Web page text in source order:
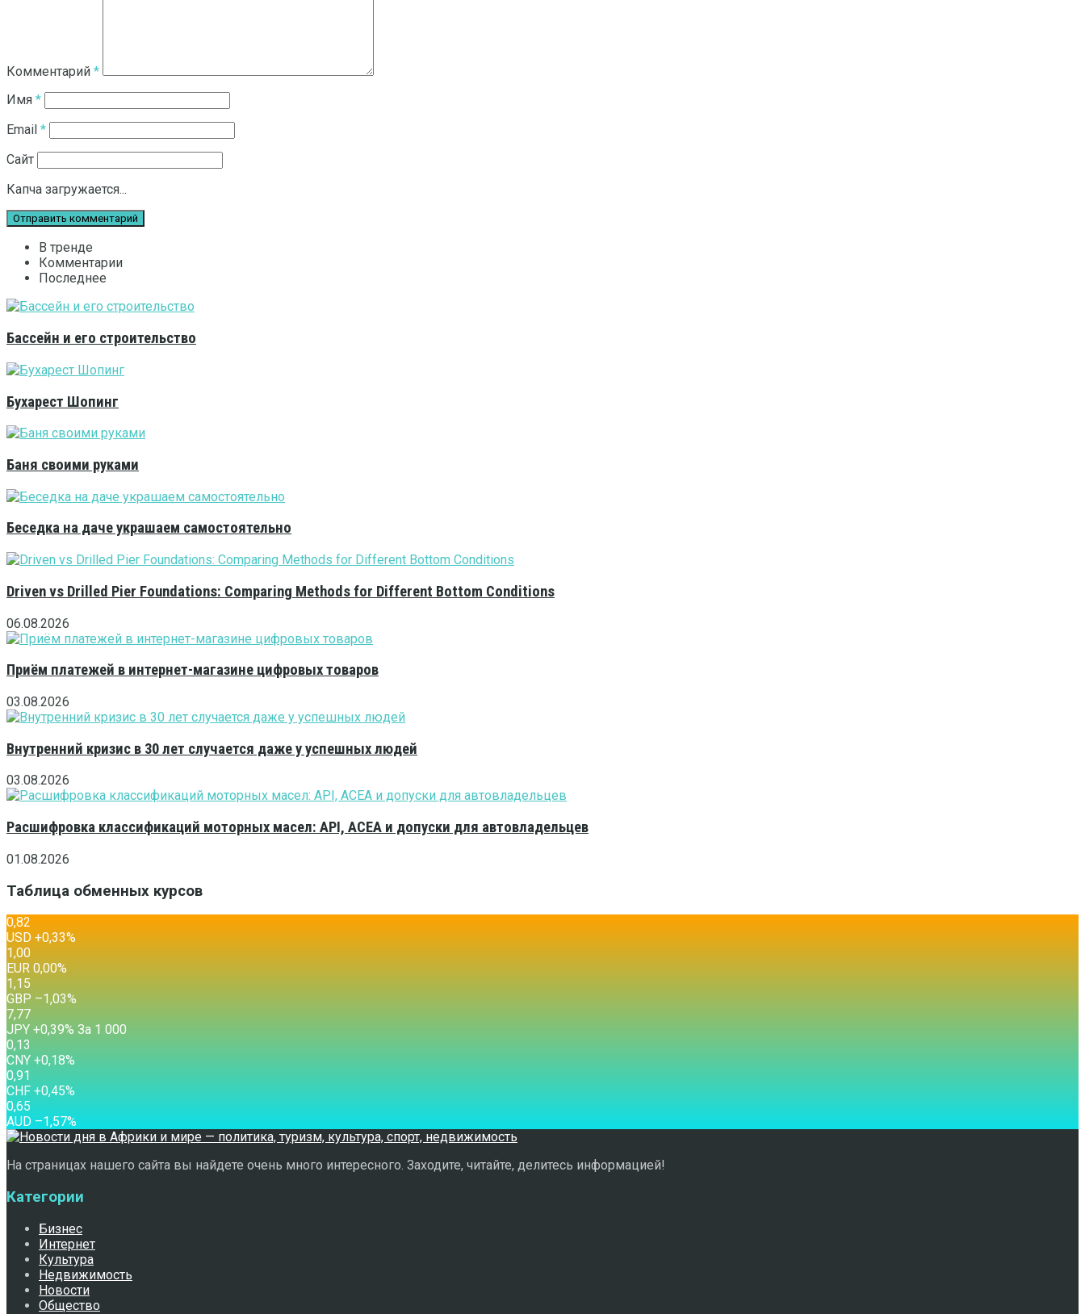
Комментарий *
Имя *
Email *
Сайт
Капча загружается...
В тренде
Комментарии
Последнее
Бассейн и его строительство
Бухарест Шопинг
Баня своими руками
Беседка на даче украшаем самостоятельно
Driven vs Drilled Pier Foundations: Comparing Methods for Different Bottom Conditions
06.08.2026
Приём платежей в интернет-магазине цифровых товаров
03.08.2026
Внутренний кризис в 30 лет случается даже у успешных людей
03.08.2026
Расшифровка классификаций моторных масел: API, ACEA и допуски для автовладельцев
01.08.2026
Таблица обменных курсов
0,82
USD +0,33%
1,00
EUR 0,00%
1,15
GBP –1,03%
7,77
JPY +0,39% За 1 000
0,13
CNY +0,18%
0,91
CHF +0,45%
0,65
AUD –1,57%
На страницах нашего сайта вы найдете очень много интересного. Заходите, читайте, делитесь информацией!
Категории
Бизнес
Интернет
Культура
Недвижимость
Новости
Общество